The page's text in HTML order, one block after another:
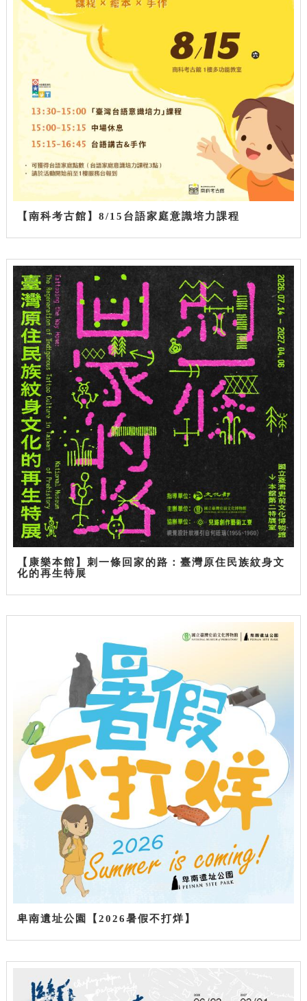
【南科考古館】8/15台語家庭意識培力課程
【康樂本館】刺一條回家的路：臺灣原住民族紋身文
化的再生特展
卑南遺址公園【2026暑假不打烊】